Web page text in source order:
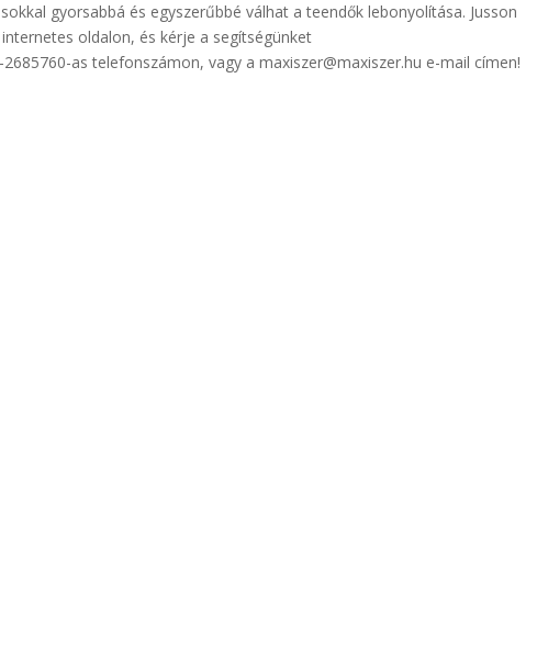
gyorsabbá és egyszerűbbé válhat a teendők lebonyolítása. Jusson
internetes oldalon, és kérje a segítségünket
2685760-as telefonszámon, vagy a maxiszer@maxiszer.hu e-mail címen!